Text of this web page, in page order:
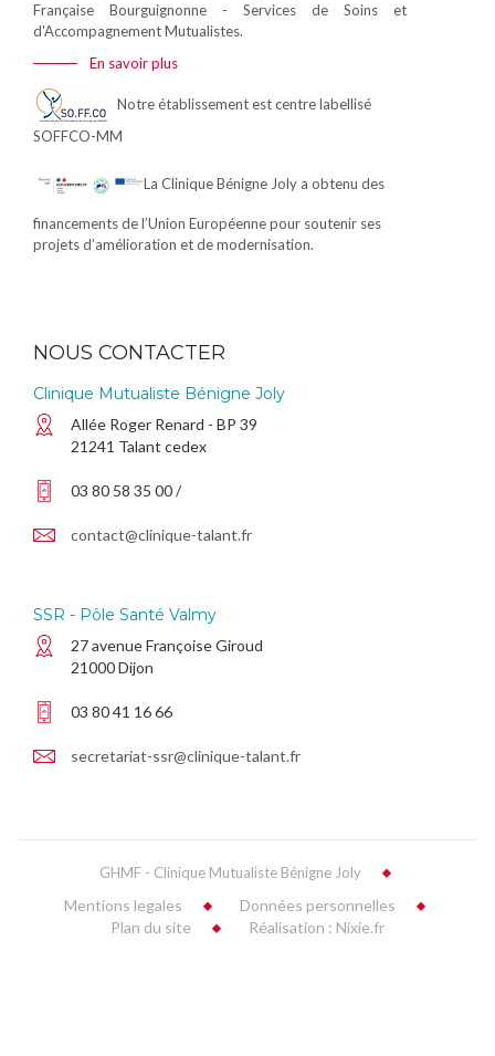
Française Bourguignonne - Services de Soins et
d'Accompagnement Mutualistes.
En savoir plus
Notre établissement est centre labellisé
SOFFCO-MM
La Clinique Bénigne Joly a obtenu des
financements de l’Union Européenne pour soutenir ses
projets d’amélioration et de modernisation.
NOUS CONTACTER
Clinique Mutualiste Bénigne Joly
Allée Roger Renard - BP 39
21241 Talant cedex
03 80 58 35 00 /
contact@clinique-talant.fr
SSR - Pôle Santé Valmy
27 avenue Françoise Giroud
21000 Dijon
03 80 41 16 66
secretariat-ssr@clinique-talant.fr
GHMF - Clinique Mutualiste Bénigne Joly
Mentions legales
Données personnelles
Plan du site
Réalisation : Nixie.fr